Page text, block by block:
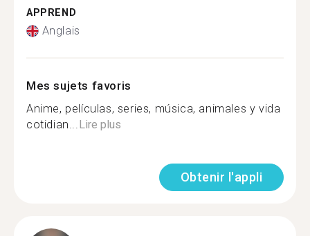
APPREND
Anglais
Mes sujets favoris
Anime, películas, series, música, animales y vida
cotidian...Lire plus
Obtenir l'appli